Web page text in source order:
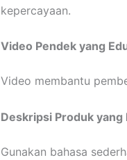
kepercayaan.
Video Pendek yang
Video membantu
Deskripsi Produk yang
Gunakan bahasa